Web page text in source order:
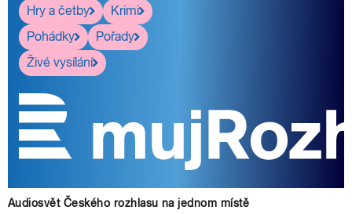
Hry a četby
Krimi
Pohádky
Pořady
Živé vysílání
Audiosvět Českého rozhlasu na jednom místě